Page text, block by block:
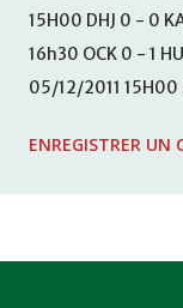
15H00 DHJ 0 - 0
16h30 OCK 0 - 1
05/12/2011 15H00
KHEMISET Mardi
ENREGISTRER UN